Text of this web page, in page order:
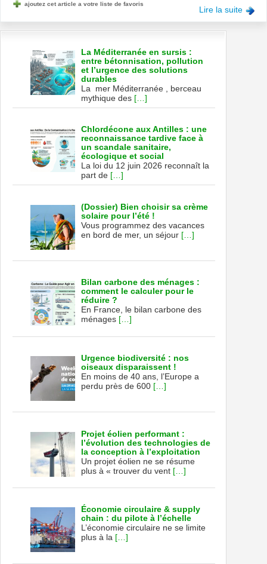
Lire la suite
ajoutez cet article a votre liste de favoris
La Méditerranée en sursis :
entre bétonnisation, pollution
et l’urgence des solutions
durables
La mer Méditerranée , berceau
mythique des […]
Chlordécone aux Antilles : une
reconnaissance tardive face à
un scandale sanitaire,
écologique et social
La loi du 12 juin 2026 reconnaît la
part de […]
(Dossier) Bien choisir sa crème
solaire pour l’été !
Vous programmez des vacances
en bord de mer, un séjour […]
Bilan carbone des ménages :
comment le calculer pour le
réduire ?
En France, le bilan carbone des
ménages […]
Urgence biodiversité : nos
oiseaux disparaissent !
En moins de 40 ans, l’Europe a
perdu près de 600 […]
Projet éolien performant :
l’évolution des technologies de
la conception à l’exploitation
Un projet éolien ne se résume
plus à « trouver du vent […]
Économie circulaire & supply
chain : du pilote à l’échelle
L’économie circulaire ne se limite
plus à la […]